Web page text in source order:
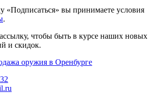
«Подписаться» вы принимаете условия
.
чтобы быть в курсе наших новых
и скидок.